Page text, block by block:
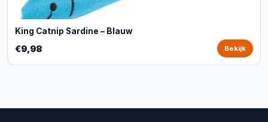
King Catnip Sardine – Blauw
€9,98 Bekijk